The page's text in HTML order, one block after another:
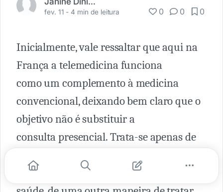
fev. 11 -4 min de leitura 0 0 0
Inicialmente, vale ressaltar que aqui na
França a telemedicina funciona
como um complemento à medicina
convencional, deixando bem claro que o
objetivo não é substituir a
consulta presencial. Trata-se apenas de
enfrentadas no dia a dia pelos serviços de